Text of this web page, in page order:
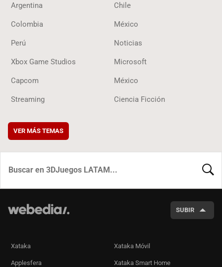
Argentina Chile
Colombia México
Perú Noticias
Xbox Game Studios Microsoft
Capcom México
Streaming Ciencia Ficción
VER MÁS TEMAS
SUBIR
Xataka Xataka Móvil
Applesfera Xataka Smart Home